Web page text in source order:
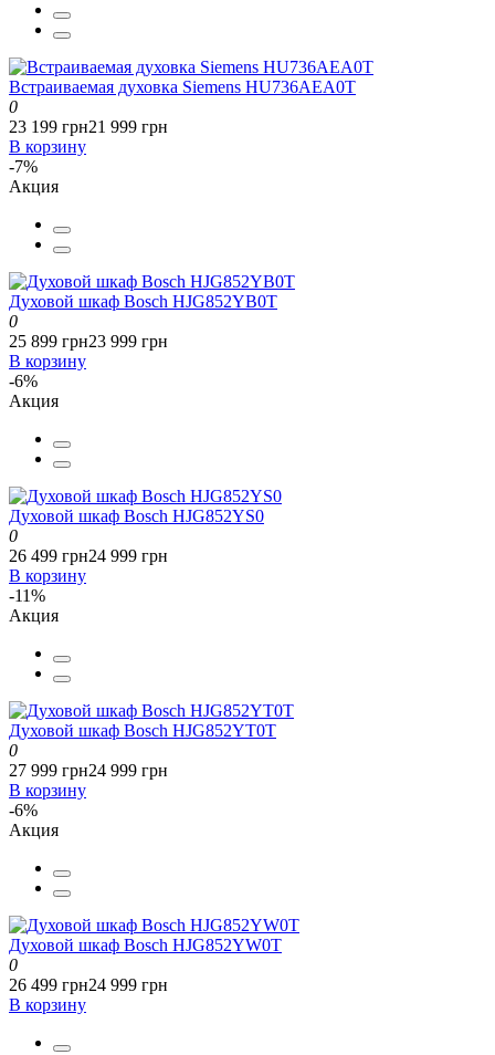
Встраиваемая духовка Siemens HU736AEA0T
0
23 199 грн21 999 грн
В корзину
-7%
Акция
Духовой шкаф Bosch HJG852YB0T
0
25 899 грн23 999 грн
В корзину
-6%
Акция
Духовой шкаф Bosch HJG852YS0
0
26 499 грн24 999 грн
В корзину
-11%
Акция
Духовой шкаф Bosch HJG852YT0T
0
27 999 грн24 999 грн
В корзину
-6%
Акция
Духовой шкаф Bosch HJG852YW0T
0
26 499 грн24 999 грн
В корзину